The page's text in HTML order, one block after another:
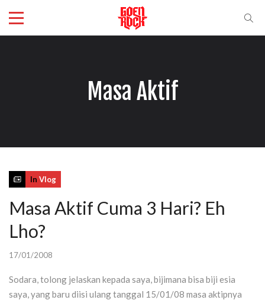
Masa Aktif
In Vlog
Masa Aktif Cuma 3 Hari? Eh
Lho?
17/01/2008
Sodara, tolong jelaskan kepada saya, bijimana bisa biji esia
saya, yang baru diisi ulang tanggal 15/01/08 masa aktipnya